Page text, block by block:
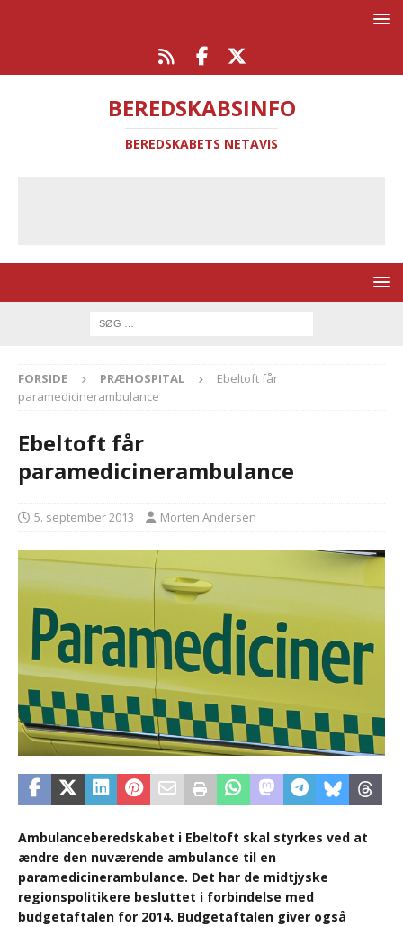
BEREDSKABSINFO
BEREDSKABETS NETAVIS
FORSIDE PRÆHOSPITAL
Ebeltoft får
paramedicinerambulance
Ebeltoft får
paramedicinerambulance
5. september 2013 Morten Andersen
Ambulanceberedskabet i Ebeltoft skal styrkes ved at
ændre den nuværende ambulance til en
paramedicinerambulance. Det har de midtjyske
regionspolitikere besluttet i forbindelse med
budgetaftalen for 2014. Budgetaftalen giver også